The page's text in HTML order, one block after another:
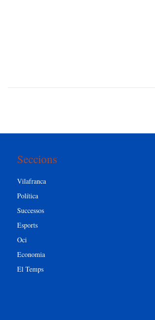
Seccions
Vilafranca
Política
Successos
Esports
Oci
Economia
El Temps